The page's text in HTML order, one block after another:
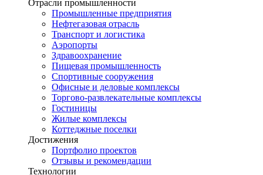
Отрасли промышленности
Промышленные предприятия
Нефтегазовая отрасль
Транспорт и логистика
Аэропорты
Здравоохранение
Пищевая промышленность
Спортивные сооружения
Офисные и деловые комплексы
Торгово-развлекательные комплексы
Гостиницы
Жилые комплексы
Коттеджные поселки
Достижения
Портфолио проектов
Отзывы и рекомендации
Технологии